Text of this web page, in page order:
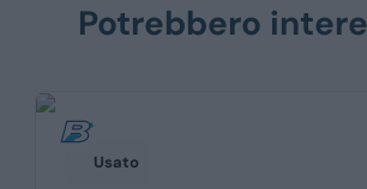
Potrebbero
Usato